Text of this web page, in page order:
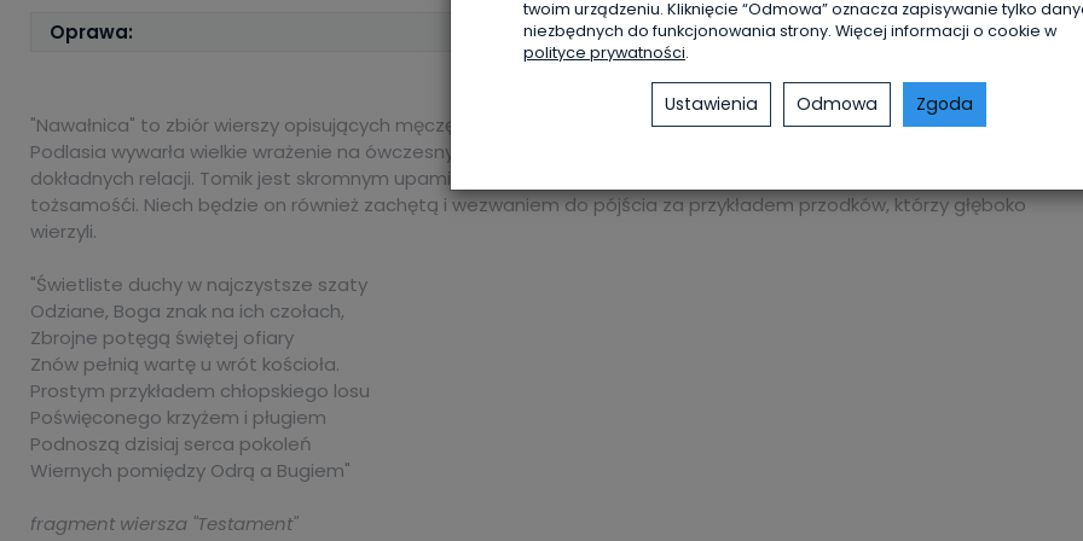
Oprawa: Miękka
"Nawałnica" to zbiór wierszy opisujących męczęństwo unitów podlaskich w zaborze rosyjskim. Martyrologia ludności
Podlasia wywarła wielkie wrażenie na ówczesnych publicystach, dzięki czemu do naszych czasów dotarło wiele
dokładnych relacji. Tomik jest skromnym upamiętnieniem tych, którzy oddali życie w imię swojej kościelnej
tożsamośći. Niech będzie on również zachętą i wezwaniem do pójścia za przykładem przodków, którzy głęboko
wierzyli.
"Świetliste duchy w najczystsze szaty
Odziane, Boga znak na ich czołach,
Zbrojne potęgą świętej ofiary
Znów pełnią wartę u wrót kościoła.
Prostym przykładem chłopskiego losu
Poświęconego krzyżem i pługiem
Podnoszą dzisiaj serca pokoleń
Wiernych pomiędzy Odrą a Bugiem"
fragment wiersza "Testament"
twoim urządzeniu. Kliknięcie “Odmowa” oznacza zapisywanie tylko
niezbędnych do funkcjonowania strony. Więcej informacji o cookie w
polityce prywatności.
Ustawienia Odmowa Zgoda